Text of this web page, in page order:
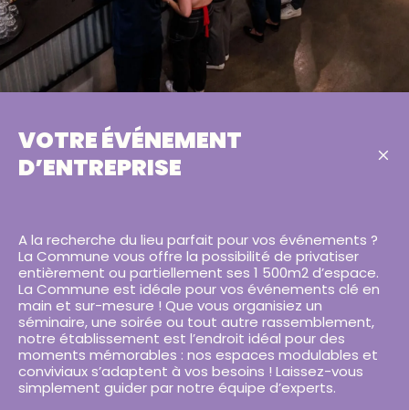
VOTRE ÉVÉNEMENT
D’ENTREPRISE
A la recherche du lieu parfait pour vos événements ?
La Commune vous offre la possibilité de privatiser
entièrement ou partiellement ses 1 500m2 d’espace.
La Commune est idéale pour vos événements clé en
main et sur-mesure ! Que vous organisiez un
séminaire, une soirée ou tout autre rassemblement,
notre établissement est l’endroit idéal pour des
moments mémorables : nos espaces modulables et
conviviaux s’adaptent à vos besoins ! Laissez-vous
simplement guider par notre équipe d’experts.